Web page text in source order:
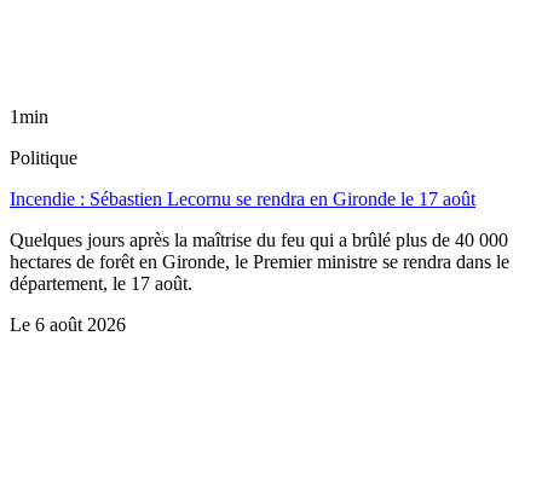
1min
Politique
Incendie : Sébastien Lecornu se rendra en Gironde le 17 août
Quelques jours après la maîtrise du feu qui a brûlé plus de 40 000
hectares de forêt en Gironde, le Premier ministre se rendra dans le
département, le 17 août.
Le 6 août 2026